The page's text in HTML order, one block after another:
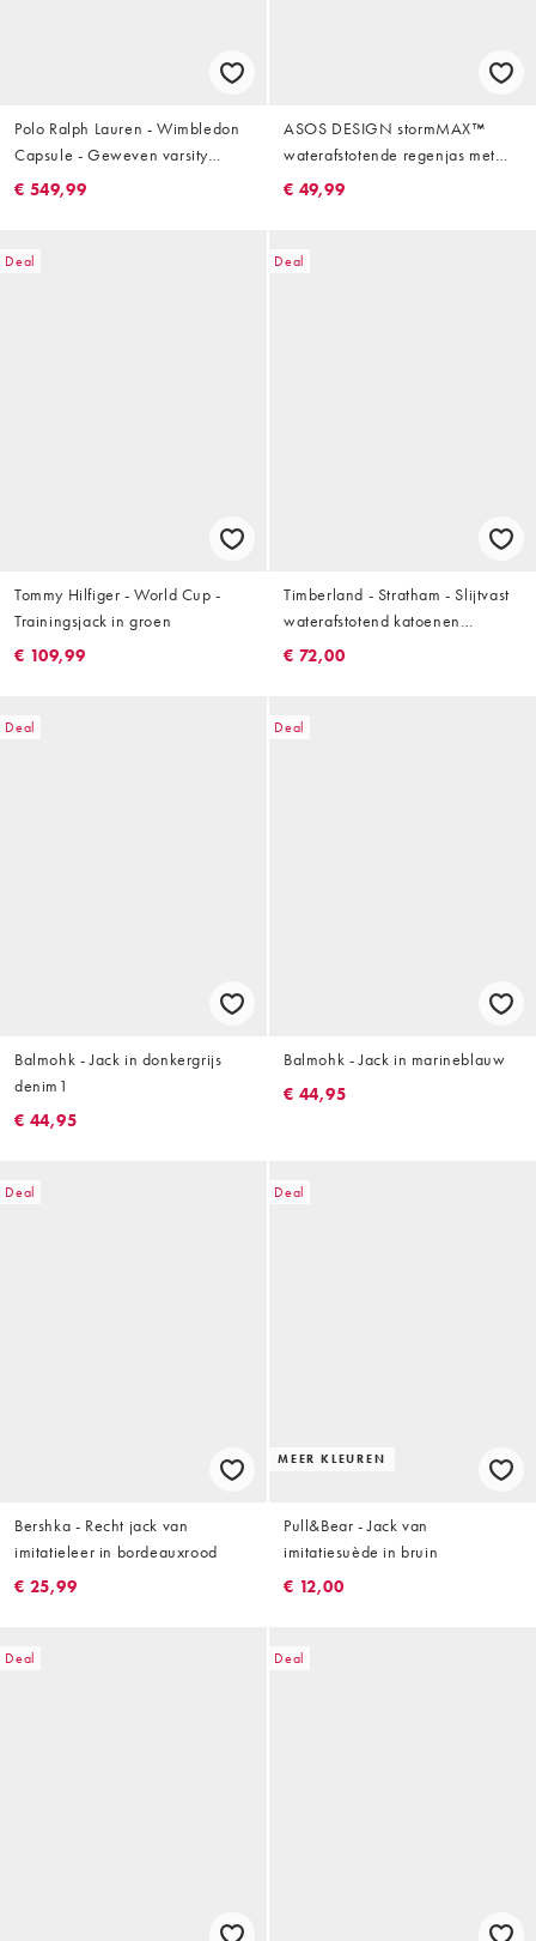
Polo Ralph Lauren - Wimbledon
Capsule - Geweven varsity
bomberjack met geborduurde
€ 549,99
ASOS DESIGN stormMAX™
waterafstotende regenjas met
capuchon in donkergroen
€ 49,99
Deal
Tommy Hilfiger - World Cup -
Trainingsjack in groen
€ 109,99
Deal
Timberland - Stratham - Slijtvast
waterafstotend katoenen
bomberjack in blauw
€ 72,00
Deal
Balmohk - Jack in donkergrijs
denim1
€ 44,95
Deal
Balmohk - Jack in marineblauw
€ 44,95
Deal
Bershka - Recht jack van
imitatieleer in bordeauxrood
€ 25,99
Deal
MEER KLEUREN
Pull&Bear - Jack van
imitatiesuède in bruin
€ 12,00
Deal Deal